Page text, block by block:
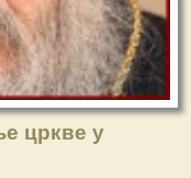
цркве у